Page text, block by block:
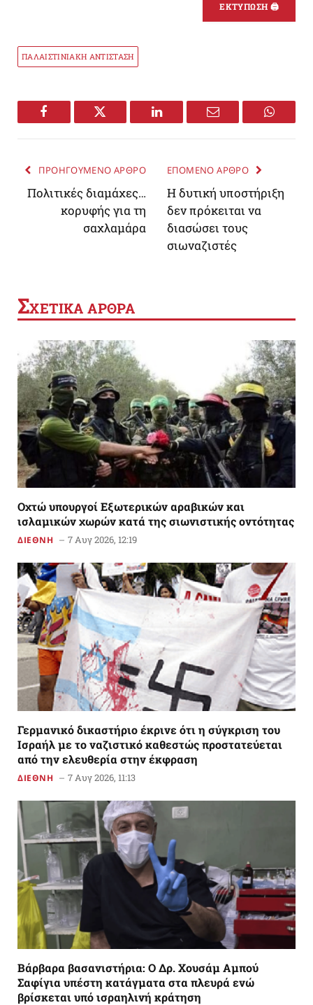
ΕΚΤΥΠΩΣΗ 🖨
ΠΑΛΑΙΣΤΙΝΙΑΚΗ ΑΝΤΙΣΤΑΣΗ
Facebook Twitter LinkedIn Email
ΠΡΟΗΓΟΥΜΕΝΟ ΑΡΘΡΟ
Πολιτικές διαμάχες…
κορυφής για τη
σαχλαμάρα
ΕΠΟΜΕΝΟ ΑΡΘΡΟ
Η δυτική υποστήριξη
δεν πρόκειται να
διασώσει τους
σιωναζιστές
ΣΧΕΤΙΚΑ ΑΡΘΡΑ
Οχτώ υπουργοί Εξωτερικών αραβικών και
ισλαμικών χωρών κατά της σιωνιστικής οντότητας
ΔΙΕΘΝΗ 7 Αυγ 2026, 12:19
Γερμανικό δικαστήριο έκρινε ότι η σύγκριση του
Ισραήλ με το ναζιστικό καθεστώς προστατεύεται
από την ελευθερία στην έκφραση
ΔΙΕΘΝΗ 7 Αυγ 2026, 11:13
Βάρβαρα βασανιστήρια: Ο Δρ. Χουσάμ Αμπού
Σαφίγια υπέστη κατάγματα στα πλευρά ενώ
βρίσκεται υπό ισραηλινή κράτηση